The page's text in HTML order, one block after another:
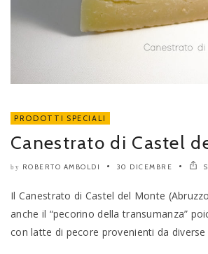
PRODOTTI SPECIALI
Canestrato di Castel
by ROBERTO AMBOLDI 30 DICEMBRE
Il Canestrato di Castel del Monte
anche il “pecorino della transumanza”
con latte di pecore provenienti da diverse